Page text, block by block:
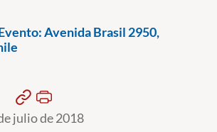
Avenida Brasil 2950,
julio de 2018